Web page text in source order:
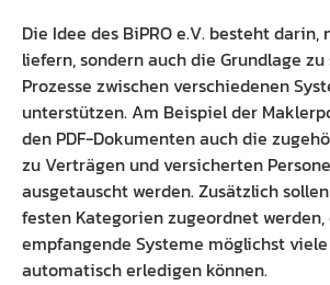
Die Idee des BiPRO e.V. besteht
liefern, sondern auch die Grundlage
Prozesse zwischen verschiedenen
unterstützen. Am Beispiel der
den PDF-Dokumenten auch die
zu Verträgen und versicherten
ausgetauscht werden. Zusätzlich
festen Kategorien zugeordnet
empfangende Systeme möglichst
automatisch erledigen können.